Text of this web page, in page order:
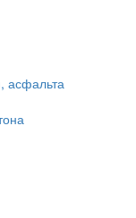
асфальта